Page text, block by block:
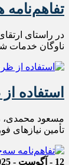
در راستای
ناوگان خدمات
استفاده
مسعود محمدی،
تأمین نیازهای
12 - آگوست - 2025